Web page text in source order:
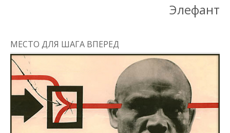
Элефант
МЕСТО ДЛЯ ШАГА ВПЕРЕД